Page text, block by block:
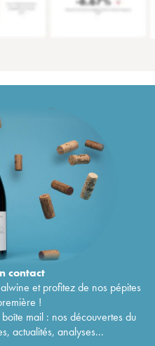
contact
et profitez de nos pépites
!
mail : nos découvertes du
actualités, analyses...